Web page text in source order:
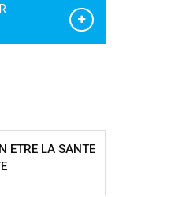
ETRE LA SANTE